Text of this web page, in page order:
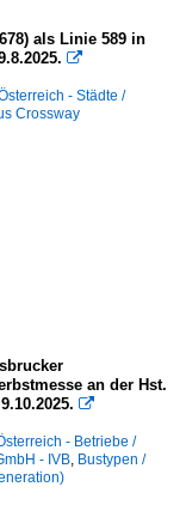
als Linie 589 in

- Städte /
Crossway
an der Hst.

- Betriebe /
- IVB Bustypen /